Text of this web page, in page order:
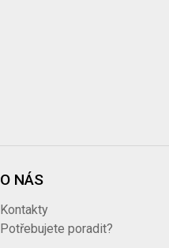
O NÁS
Kontakty
Potřebujete poradit?